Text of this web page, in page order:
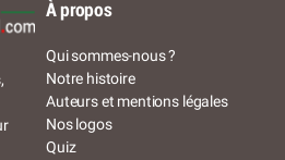
À propos
Qui sommes-nous ?
Notre histoire
Auteurs et mentions légales
Nos logos
Quiz